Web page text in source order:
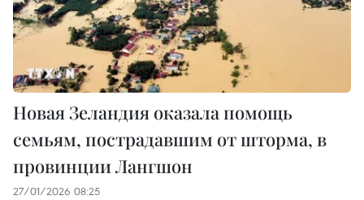
Новая Зеландия оказала помощь
семьям, пострадавшим от шторма, в
провинции Лангшон
27/01/2026 08:25